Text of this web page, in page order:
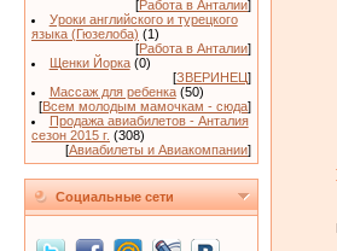
[Работа в Анталии]
Уроки английского и турецкого
языка (Гюзелоба) (1)
[Работа в Анталии]
Щенки Йорка (0)
[ЗВЕРИНЕЦ]
Массаж для ребенка (50)
[Всем молодым мамочкам - сюда]
Продажа авиабилетов - Анталия
сезон 2015 г. (308)
[Авиабилеты и Авиакомпании]
Социальные сети